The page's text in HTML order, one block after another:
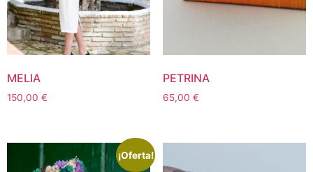
MELIA
150,00 €
PETRINA
65,00 €
¡Oferta!